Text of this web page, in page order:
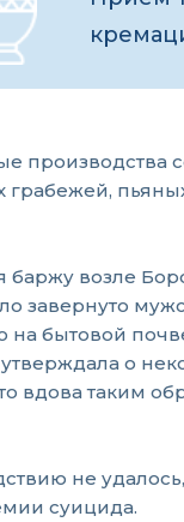
производства
грабежей,
возле
завернуто
на бытовой
о
вдова таким
не
суицида.